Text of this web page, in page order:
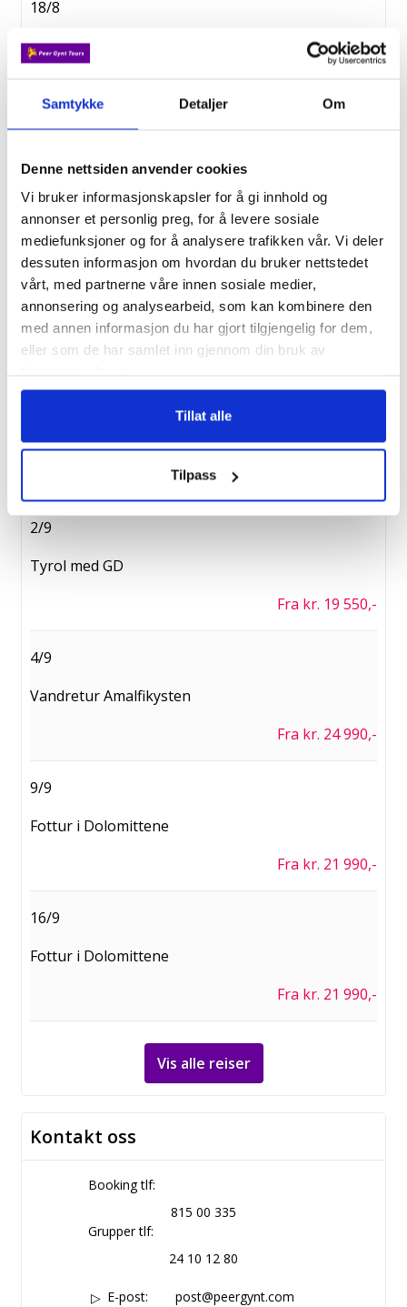
Samtykke Detaljer Om
Denne nettsiden anvender cookies
Vi bruker informasjonskapsler for å gi innhold og
annonser et personlig preg, for å levere sosiale
mediefunksjoner og for å analysere trafikken vår. Vi deler
dessuten informasjon om hvordan du bruker nettstedet
vårt, med partnerne våre innen sosiale medier,
annonsering og analysearbeid, som kan kombinere den
med annen informasjon du har gjort tilgjengelig for dem,
eller som de har samlet inn gjennom din bruk av
Tillat alle
Tilpass
18/8
Fottur i Andorra
Vandringer og moskus på Dovrefjell
Fra kr. 9 995,-
26/8
Seniorfavoritt - Tyrol
Fra kr. 19 500,-
2/9
Tyrol med GD
Fra kr. 19 550,-
4/9
Vandretur Amalfikysten
Fra kr. 24 990,-
9/9
Fottur i Dolomittene
Fra kr. 21 990,-
16/9
Fottur i Dolomittene
Fra kr. 21 990,-
Vis alle reiser
Kontakt oss
Booking tlf:
815 00 335
Grupper tlf:
24 10 12 80
E-post: post@peergynt.com